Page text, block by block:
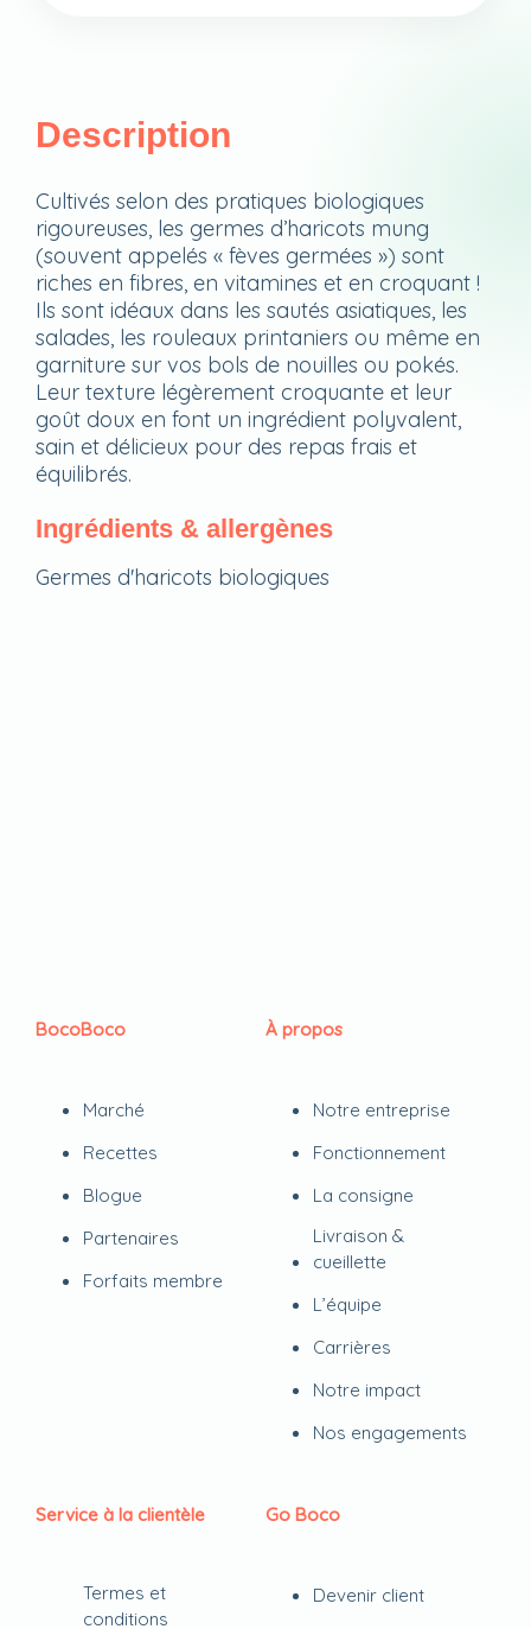
Description
Cultivés selon des pratiques biologiques
rigoureuses, les germes d’haricots mung
(souvent appelés « fèves germées ») sont
riches en fibres, en vitamines et en croquant !
Ils sont idéaux dans les sautés asiatiques, les
salades, les rouleaux printaniers ou même en
garniture sur vos bols de nouilles ou pokés.
Leur texture légèrement croquante et leur
goût doux en font un ingrédient polyvalent,
sain et délicieux pour des repas frais et
équilibrés.
Ingrédients & allergènes
Germes d'haricots biologiques
BocoBoco
Marché
Recettes
Blogue
Partenaires
Forfaits membre
À propos
Notre entreprise
Fonctionnement
La consigne
Livraison &
cueillette
L’équipe
Carrières
Notre impact
Nos engagements
Service à la clientèle
Termes et
conditions
Go Boco
Devenir client